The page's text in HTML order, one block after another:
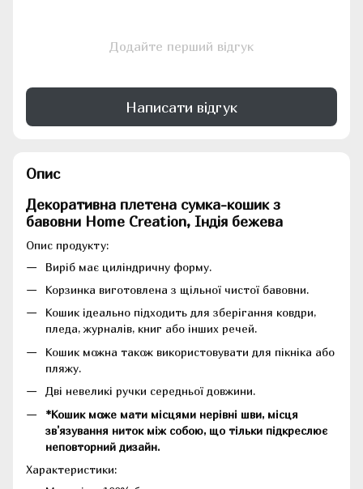
Додайте перший відгук
Написати відгук
Опис
Декоративна плетена сумка-кошик з
бавовни Home Creation, Індія бежева
Опис продукту:
Виріб має циліндричну форму.
Корзинка виготовлена з щільної чистої бавовни.
Кошик ідеально підходить для зберігання ковдри,
пледа, журналів, книг або інших речей.
Кошик можна також використовувати для пікніка або
пляжу.
Дві невеликі ручки середньої довжини.
*Кошик може мати місцями нерівні шви, місця
зв'язування ниток між собою, що тільки підкреслює
неповторний дизайн.
Характеристики: